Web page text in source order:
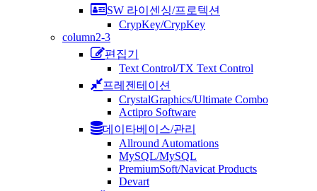
SW 라이센싱/프로텍션
CrypKey/CrypKey
column2-3
편집기
Text Control/TX Text Control
프레젠테이션
CrystalGraphics/Ultimate Combo
Actipro Software
데이타베이스/관리
Allround Automations
MySQL/MySQL
PremiumSoft/Navicat Products
Devart